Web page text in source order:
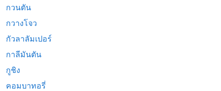
กวนตัน
กวางโจว
กัวลาลัมเปอร์
กาลีมันตัน
กูชิง
คอมบาทอรี่